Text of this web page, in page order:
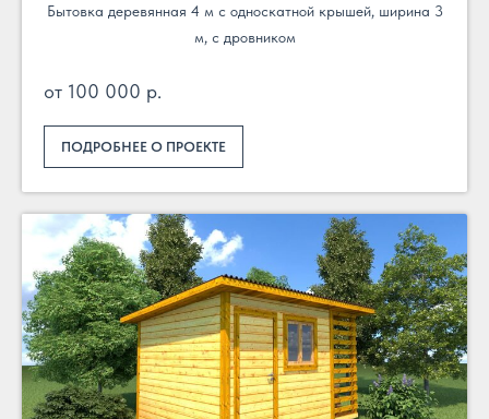
Бытовка деревянная 4 м с односкатной крышей, ширина 3
м, с дровником
от 100 000 р.
ПОДРОБНЕЕ О ПРОЕКТЕ